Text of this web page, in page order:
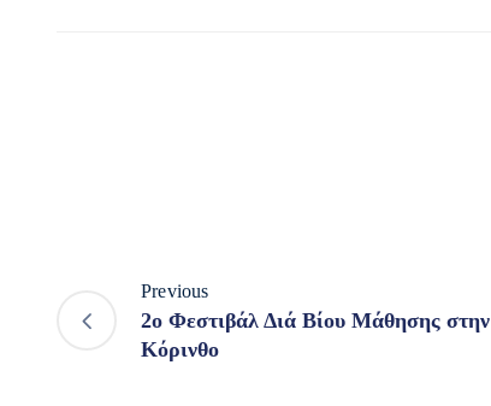
Previous
2ο Φεστιβάλ Διά Βίου Μάθησης στην
Κόρινθο